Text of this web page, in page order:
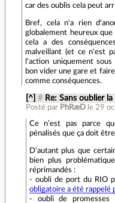
car des oublis cela peut
Bref, cela n'a rien
globalement heureux
cela a des
malveillant (et ce n'est
l'action uniquement
bon vider une gare et
comme conséquences.
[^] # Re: Sans oublier
Posté par PhRæD le 29
Ce n’est pas parce
pénalisés que ça doit
D’autant plus que
bien plus
réprimandés :
- oubli de port du RIO
obligatoire a été rappelé
- oubli de promesses